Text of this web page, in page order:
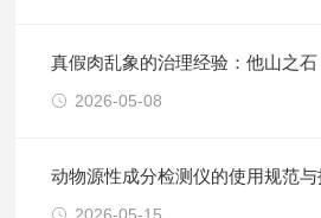
真假肉乱象的治理经验：他山之石
2026-05-08
动物源性成分检测仪的使用规范